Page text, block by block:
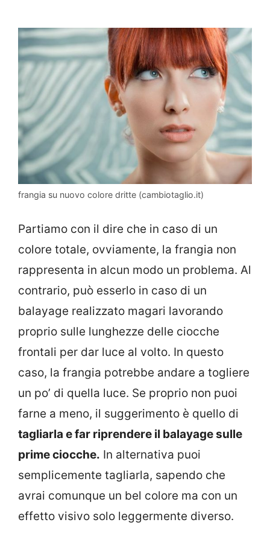
frangia su nuovo colore dritte (cambiotaglio.it)
Partiamo con il dire che in caso di un
colore totale, ovviamente, la frangia non
rappresenta in alcun modo un problema. Al
contrario, può esserlo in caso di un
balayage realizzato magari lavorando
proprio sulle lunghezze delle ciocche
frontali per dar luce al volto. In questo
caso, la frangia potrebbe andare a togliere
un po’ di quella luce. Se proprio non puoi
farne a meno, il suggerimento è quello di
tagliarla e far riprendere il balayage sulle
prime ciocche. In alternativa puoi
semplicemente tagliarla, sapendo che
avrai comunque un bel colore ma con un
effetto visivo solo leggermente diverso.